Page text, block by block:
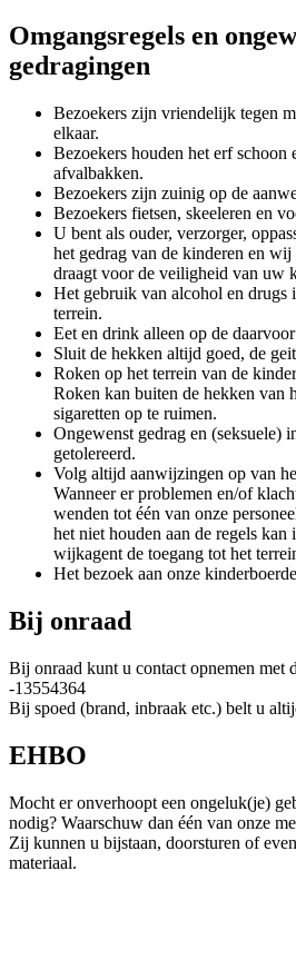
Omgangsregels en
gedragingen
Bezoekers zijn vriendelijk tegen
elkaar.
Bezoekers houden het erf
afvalbakken.
Bezoekers zijn zuinig op de
Bezoekers fietsen, skeeleren en
U bent als ouder, verzorger,
het gedrag van de kinderen en
draagt voor de veiligheid van uw
Het gebruik van alcohol en drugs
terrein.
Eet en drink alleen op de
Sluit de hekken altijd goed, de
Roken op het terrein van de
Roken kan buiten de hekken van
sigaretten op te ruimen.
Ongewenst gedrag en (seksuele)
getolereerd.
Volg altijd aanwijzingen op van
Wanneer er problemen en/of
wenden tot één van onze
het niet houden aan de regels
wijkagent de toegang tot het
Het bezoek aan onze
Bij onraad
Bij onraad kunt u contact opnemen met
-13554364
Bij spoed (brand, inbraak etc.) belt u
EHBO
Mocht er onverhoopt een ongeluk(je)
nodig? Waarschuw dan één van onze
Zij kunnen u bijstaan, doorsturen of
materiaal.